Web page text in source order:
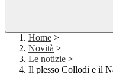
Home >
Novità >
Le notizie >
Il plesso Collodi e il